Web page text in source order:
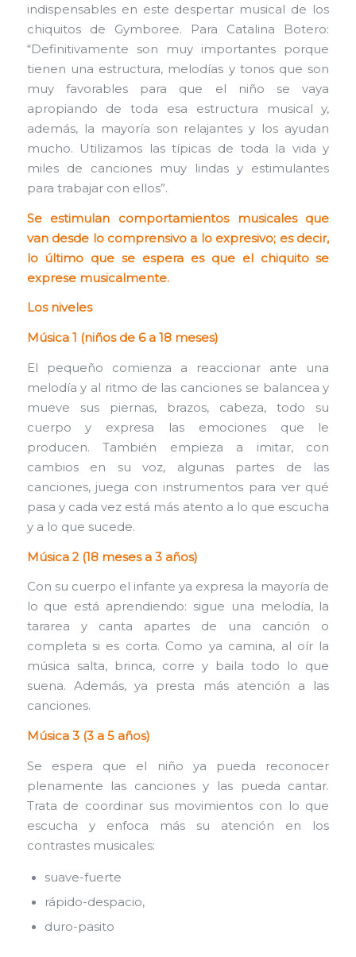
indispensables en este despertar musical de los
chiquitos de Gymboree. Para Catalina Botero:
“Definitivamente son muy importantes porque
tienen una estructura, melodías y tonos que son
muy favorables para que el niño se vaya
apropiando de toda esa estructura musical y,
además, la mayoría son relajantes y los ayudan
mucho. Utilizamos las típicas de toda la vida y
miles de canciones muy lindas y estimulantes
para trabajar con ellos”.
Se estimulan comportamientos musicales que
van desde lo comprensivo a lo expresivo; es decir,
lo último que se espera es que el chiquito se
exprese musicalmente.
Los niveles
Música 1 (niños de 6 a 18 meses)
El pequeño comienza a reaccionar ante una
melodía y al ritmo de las canciones se balancea y
mueve sus piernas, brazos, cabeza, todo su
cuerpo y expresa las emociones que le
producen. También empieza a imitar, con
cambios en su voz, algunas partes de las
canciones, juega con instrumentos para ver qué
pasa y cada vez está más atento a lo que escucha
y a lo que sucede.
Música 2 (18 meses a 3 años)
Con su cuerpo el infante ya expresa la mayoría de
lo que está aprendiendo: sigue una melodía, la
tararea y canta apartes de una canción o
completa si es corta. Como ya camina, al oír la
música salta, brinca, corre y baila todo lo que
suena. Además, ya presta más atención a las
canciones.
Música 3 (3 a 5 años)
Se espera que el niño ya pueda reconocer
plenamente las canciones y las pueda cantar.
Trata de coordinar sus movimientos con lo que
escucha y enfoca más su atención en los
contrastes musicales:
suave-fuerte
rápido-despacio,
duro-pasito